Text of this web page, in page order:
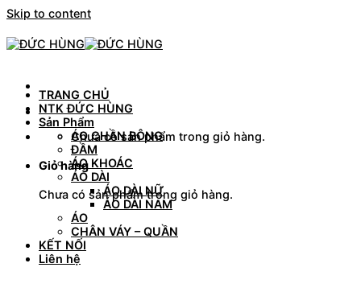
Skip to content
Chưa có sản phẩm trong giỏ hàng.
Giỏ hàng
Chưa có sản phẩm trong giỏ hàng.
TRANG CHỦ
NTK ĐỨC HÙNG
Sản Phẩm
ÁO CHẦN BÔNG
ĐẦM
ÁO KHOÁC
ÁO DÀI
ÁO DÀI NỮ
ÁO DÀI NAM
ÁO
CHÂN VÁY – QUẦN
KẾT NỐI
Liên hệ